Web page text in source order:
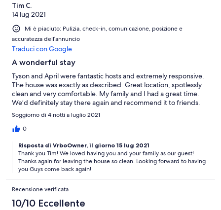
Tim C.
14 lug 2021
Mi è piaciuto: Pulizia, check-in, comunicazione, posizione e
accuratezza dell’annuncio
Traduci con Google
A wonderful stay
Tyson and April were fantastic hosts and extremely responsive.
The house was exactly as described. Great location, spotlessly
clean and very comfortable. My family and I had a great time.
We’d definitely stay there again and recommend it to friends.
Soggiorno di 4 notti a luglio 2021
0
Risposta di VrboOwner, il giorno 15 lug 2021
Thank you Tim! We loved having you and your family as our guest!
Thanks again for leaving the house so clean. Looking forward to having
you Guys come back again!
Recensione verificata
10/10 Eccellente